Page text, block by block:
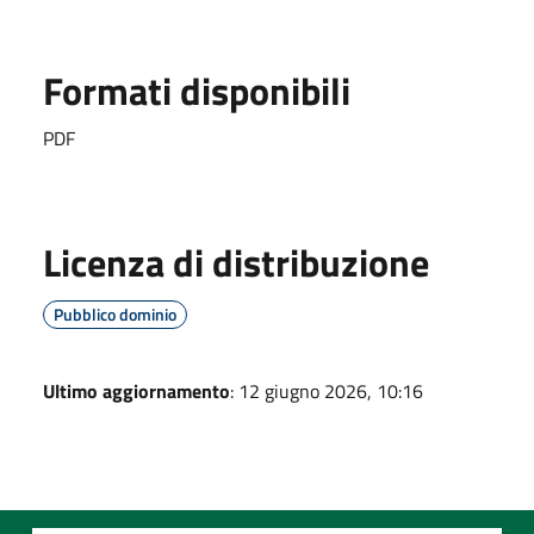
Formati disponibili
PDF
Licenza di distribuzione
Pubblico dominio
Ultimo aggiornamento: 12 giugno 2026, 10:16